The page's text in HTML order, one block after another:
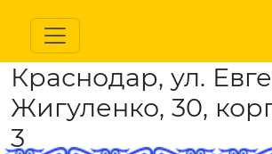
Краснодар, ул.
Жигуленко, 30,
3